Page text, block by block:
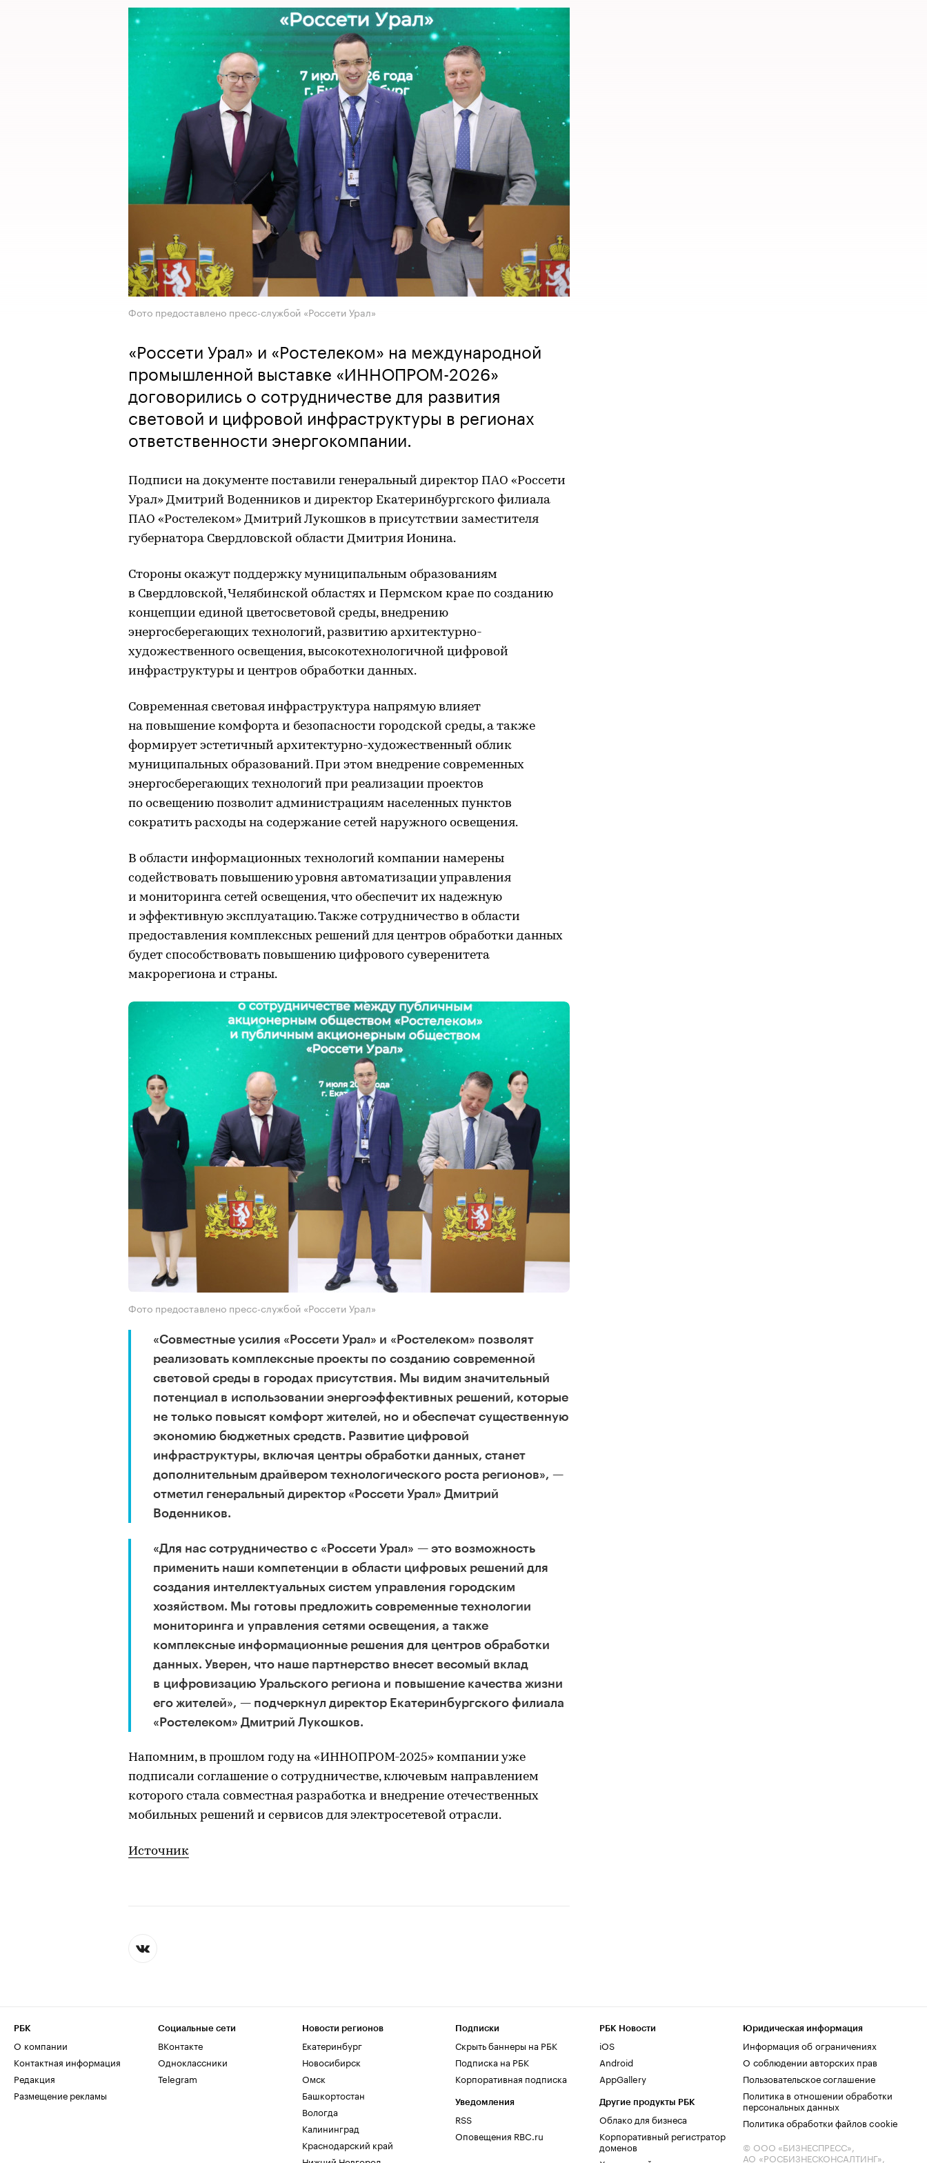
Фото предоставлено пресс-службой «Россети Урал»
«Россети Урал» и «Ростелеком» на международной
промышленной выставке «ИННОПРОМ-2026»
договорились о сотрудничестве для развития
световой и цифровой инфраструктуры в регионах
ответственности энергокомпании.
Подписи на документе поставили генеральный директор ПАО «Россети
Урал» Дмитрий Воденников и директор Екатеринбургского филиала
ПАО «Ростелеком» Дмитрий Лукошков в присутствии заместителя
губернатора Свердловской области Дмитрия Ионина.
Стороны окажут поддержку муниципальным образованиям
в Свердловской, Челябинской областях и Пермском крае по созданию
концепции единой цветосветовой среды, внедрению
энергосберегающих технологий, развитию архитектурно-
художественного освещения, высокотехнологичной цифровой
инфраструктуры и центров обработки данных.
Современная световая инфраструктура напрямую влияет
на повышение комфорта и безопасности городской среды, а также
формирует эстетичный архитектурно-художественный облик
муниципальных образований. При этом внедрение современных
энергосберегающих технологий при реализации проектов
по освещению позволит администрациям населенных пунктов
сократить расходы на содержание сетей наружного освещения.
В области информационных технологий компании намерены
содействовать повышению уровня автоматизации управления
и мониторинга сетей освещения, что обеспечит их надежную
и эффективную эксплуатацию. Также сотрудничество в области
предоставления комплексных решений для центров обработки данных
будет способствовать повышению цифрового суверенитета
макрорегиона и страны.
Фото предоставлено пресс-службой «Россети Урал»
«Совместные усилия «Россети Урал» и «Ростелеком» позволят
реализовать комплексные проекты по созданию современной
световой среды в городах присутствия. Мы видим значительный
потенциал в использовании энергоэффективных решений, которые
не только повысят комфорт жителей, но и обеспечат существенную
экономию бюджетных средств. Развитие цифровой
инфраструктуры, включая центры обработки данных, станет
дополнительным драйвером технологического роста регионов», —
отметил генеральный директор «Россети Урал» Дмитрий
Воденников.
«Для нас сотрудничество с «Россети Урал» — это возможность
применить наши компетенции в области цифровых решений для
создания интеллектуальных систем управления городским
хозяйством. Мы готовы предложить современные технологии
мониторинга и управления сетями освещения, а также
комплексные информационные решения для центров обработки
данных. Уверен, что наше партнерство внесет весомый вклад
в цифровизацию Уральского региона и повышение качества жизни
его жителей», — подчеркнул директор Екатеринбургского филиала
«Ростелеком» Дмитрий Лукошков.
Напомним, в прошлом году на «ИННОПРОМ-2025» компании уже
подписали соглашение о сотрудничестве, ключевым направлением
которого стала совместная разработка и внедрение отечественных
мобильных решений и сервисов для электросетевой отрасли.
Источник
РБК
О компании
Контактная информация
Редакция
Размещение рекламы
Социальные сети
ВКонтакте
Одноклассники
Telegram
Новости регионов
Екатеринбург
Новосибирск
Омск
Башкортостан
Вологда
Калининград
Краснодарский край
Подписки
Скрыть баннеры на РБК
Подписка на РБК
Корпоративная подписка
Уведомления
RSS
Оповещения RBC.ru
РБК Новости
iOS
Android
AppGallery
Другие продукты РБК
Облако для бизнеса
Корпоративный регистратор
доменов
Юридическая информация
Информация об ограничениях
О соблюдении авторских прав
Пользовательское соглашение
Политика в отношении обработки
персональных данных
Политика обработки файлов cookie
© ООО «БИЗНЕСПРЕСС»,
АО «РОСБИЗНЕСКОНСАЛТИНГ»,